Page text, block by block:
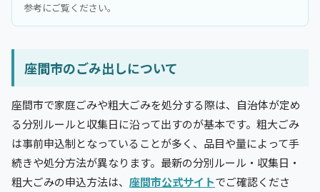
参考にご覧ください。
座間市のごみ出しについて
座間市で家庭ごみや粗大ごみを処分する際は、自治体が定め
る分別ルールと収集日に沿って出すのが基本です。粗大ごみ
は事前申込制となっていることが多く、品目や量によって手
続きや処分方法が異なります。最新の分別ルール・収集日・
粗大ごみの申込方法は、 座間市公式サイトでご確認くださ